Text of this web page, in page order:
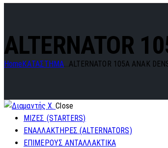
ALTERNATOR
Home ΚΑΤΑΣΤΗΜΑ...ALTERNATOR 105A ANAK
Close
ΜΙΖΕΣ (STARTERS)
ΕΝΑΛΛΑΚΤΗΡΕΣ (ALTERNATORS)
ΕΠΙΜΕΡΟΥΣ ΑΝΤΑΛΛΑΚΤΙΚΑ